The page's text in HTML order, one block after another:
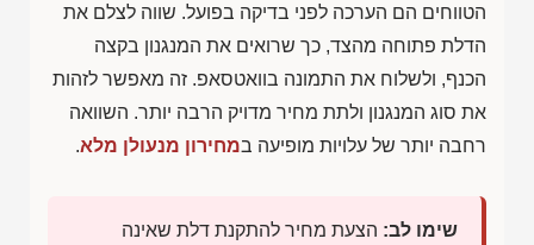
הטווחים הם הערכה לפני בדיקה בפועל. שווה לצלם את
הדלת פתוחה מהצד, כך שרואים את המנגנון בקצה
הכנף, ולשלוח את התמונה בוואטסאפ. זה מאפשר לזהות
את סוג המנגנון ולתת מחיר מדויק הרבה יותר. השוואה
רחבה יותר של עלויות מופיעה במחירון מנעולן מלא.
שימו לב: הצעת מחיר להתקנת דלת שאינה